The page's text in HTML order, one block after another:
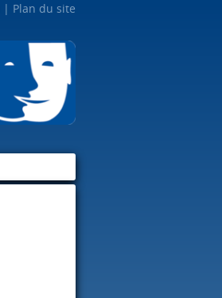
Plan du site